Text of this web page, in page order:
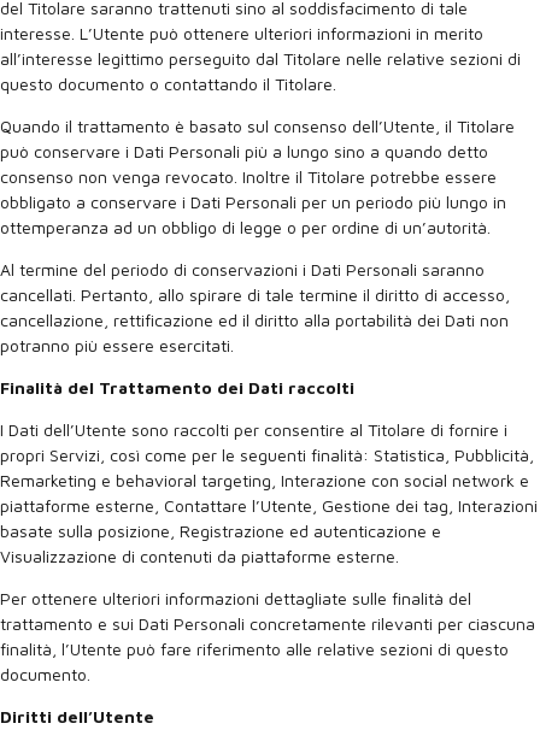
del Titolare saranno trattenuti sino al soddisfacimento di tale
interesse. L’Utente può ottenere ulteriori informazioni in merito
all’interesse legittimo perseguito dal Titolare nelle relative sezioni di
questo documento o contattando il Titolare.
Quando il trattamento è basato sul consenso dell’Utente, il Titolare
può conservare i Dati Personali più a lungo sino a quando detto
consenso non venga revocato. Inoltre il Titolare potrebbe essere
obbligato a conservare i Dati Personali per un periodo più lungo in
ottemperanza ad un obbligo di legge o per ordine di un’autorità.
Al termine del periodo di conservazioni i Dati Personali saranno
cancellati. Pertanto, allo spirare di tale termine il diritto di accesso,
cancellazione, rettificazione ed il diritto alla portabilità dei Dati non
potranno più essere esercitati.
Finalità del Trattamento dei Dati raccolti
I Dati dell’Utente sono raccolti per consentire al Titolare di fornire i
propri Servizi, così come per le seguenti finalità: Statistica, Pubblicità,
Remarketing e behavioral targeting, Interazione con social network e
piattaforme esterne, Contattare l’Utente, Gestione dei tag, Interazioni
basate sulla posizione, Registrazione ed autenticazione e
Visualizzazione di contenuti da piattaforme esterne.
Per ottenere ulteriori informazioni dettagliate sulle finalità del
trattamento e sui Dati Personali concretamente rilevanti per ciascuna
finalità, l’Utente può fare riferimento alle relative sezioni di questo
documento.
Diritti dell’Utente